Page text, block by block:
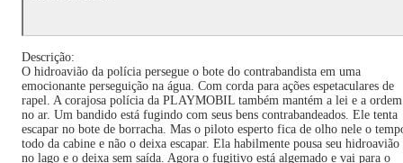
Descrição:
O hidroavião da polícia persegue o bote do contrabandista em uma
emocionante perseguição na água. Com corda para ações espetaculares de
rapel. A corajosa polícia da PLAYMOBIL também mantém a lei e a ordem
no ar. Um bandido está fugindo com seus bens contrabandeados. Ele tenta
escapar no bote de borracha. Mas o piloto esperto fica de olho nele o
todo da cabine e não o deixa escapar. Ela habilmente pousa seu hidroavião
no lago e o deixa sem saída. Agora o fugitivo está algemado e vai para o